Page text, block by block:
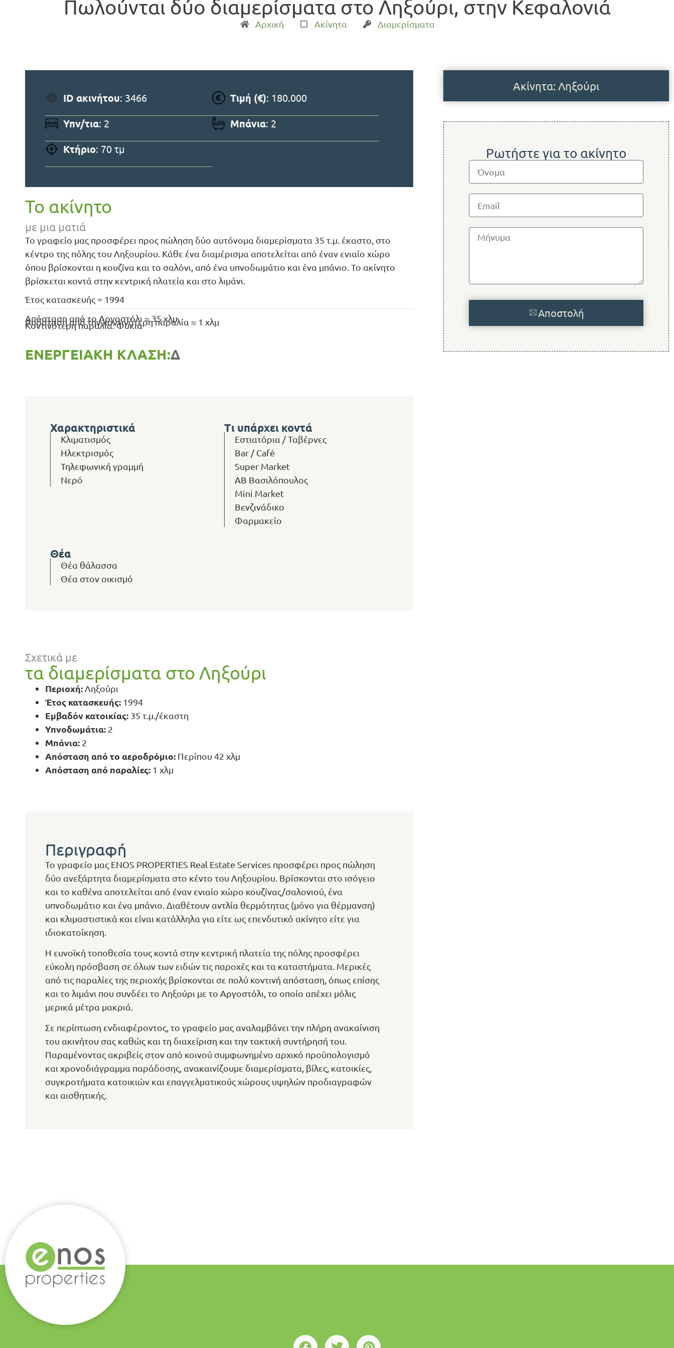
Πωλούνται δύο διαμερίσματα στο Ληξούρι, στην Κεφαλονιά
Αρχική Ακίνητα Διαμερίσματα
ID ακινήτου: 3466 Τιμή (€): 180.000
Υπν/τια: 2 Μπάνια: 2
Κτήριο: 70 τμ
Το ακίνητο
με μια ματιά
Το γραφείο μας προσφέρει προς πώληση δύο αυτόνομα διαμερίσματα 35 τ.μ. έκαστο, στο
κέντρο της πόλης του Ληξουρίου. Κάθε ένα διαμέρισμα αποτελείται από έναν ενιαίο χώρο
όπου βρίσκονται η κουζίνα και το σαλόνι, από ένα υπνοδωμάτιο και ένα μπάνιο. Το ακίνητο
βρίσκεται κοντά στην κεντρική πλατεία και στο λιμάνι.
Έτος κατασκευής = 1994
Απόσταση από το Αργοστόλι ≈ 35 χλμ
Απόσταση από την κοντινότερη παραλία ≈ 1 χλμ
Κοντινότερη παραλία: Φύκια
ΕΝΕΡΓΕΙΑΚΉ ΚΛΆΣΗ:Δ
Χαρακτηριστικά
Κλιματισμός
Ηλεκτρισμός
Τηλεφωνική γραμμή
Νερό
Τι υπάρχει κοντά
Εστιατόρια / Ταβέρνες
Bar / Café
Super Market
ΑΒ Βασιλόπουλος
Mini Market
Βενζινάδικο
Φαρμακείο
Θέα
Θέα θάλασσα
Θέα στον οικισμό
Σχετικά με
τα διαμερίσματα στο Ληξούρι
Περιοχή: Ληξούρι
Έτος κατασκευής: 1994
Εμβαδόν κατοικίας: 35 τ.μ./έκαστη
Υπνοδωμάτια: 2
Μπάνια: 2
Απόσταση από το αεροδρόμιο: Περίπου 42 χλμ
Απόσταση από παραλίες: 1 χλμ
Περιγραφή
Το γραφείο μας ENOS PROPERTIES Real Estate Services προσφέρει προς πώληση
δύο ανεξάρτητα διαμερίσματα στο κέντο του Ληξουρίου. Βρίσκονται στο ισόγειο
και το καθένα αποτελείται από έναν ενιαίο χώρο κουζίνας/σαλονιού, ένα
υπνοδωμάτιο και ένα μπάνιο. Διαθέτουν αντλία θερμότητας (μόνο για θέρμανση)
και κλιμαστιστικά και είναι κατάλληλα για είτε ως επενδυτικό ακίνητο είτε για
ιδιοκατοίκηση.
Η ευνοϊκή τοποθεσία τους κοντά στην κεντρική πλατεία της πόλης προσφέρει
εύκολη πρόσβαση σε όλων των ειδών τις παροχές και τα καταστήματα. Μερικές
από τις παραλίες της περιοχής βρίσκονται σε πολύ κοντινή απόσταση, όπως επίσης
και το λιμάνι που συνδέει το Ληξούρι με το Αργοστόλι, το οποίο απέχει μόλις
μερικά μέτρα μακριά.
Σε περίπτωση ενδιαφέροντος, το γραφείο μας αναλαμβάνει την πλήρη ανακαίνιση
του ακινήτου σας καθώς και τη διαχείριση και την τακτική συντήρησή του.
Παραμένοντας ακριβείς στον από κοινού συμφωνημένο αρχικό προϋπολογισμό
και χρονοδιάγραμμα παράδοσης, ανακαινίζουμε διαμερίσματα, βίλες, κατοικίες,
συγκροτήματα κατοικιών και επαγγελματικούς χώρους υψηλών προδιαγραφών
και αισθητικής.
Ακίνητα: Ληξούρι
Ρωτήστε για το ακίνητο
Αποστολή